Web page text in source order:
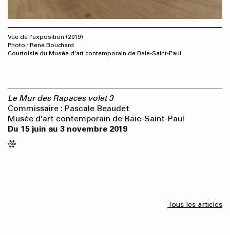
Vue de l’exposition (2019)
Photo : René Bouchard
Courtoisie du Musée d’art contemporain de Baie-Saint-Paul
Le Mur des Rapaces volet 3
Commissaire : Pascale Beaudet
Musée d’art contemporain de Baie-Saint-Paul
Du 15 juin au 3 novembre 2019
Tous les articles